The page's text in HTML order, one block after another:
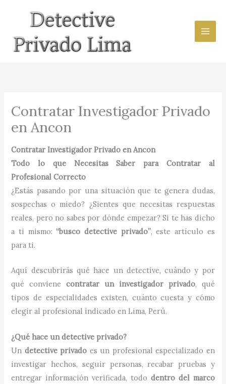
contenido
Contratar Investigador Privado
en Ancon
Contratar Investigador Privado en Ancon
Todo lo que Necesitas Saber para Contratar al
Profesional Correcto
¿Estás pasando por una situación que te genera dudas,
sospechas o miedo? ¿Sientes que necesitas respuestas
reales, pero no sabes por dónde empezar? Si te has dicho
a ti mismo:“busco detective privado”, este artículo es
para ti.
Aquí descubrirás qué hace un detective, cuándo y por
qué convienecontratar un investigador privado, qué
tipos de especialidades existen, cuánto cuesta y cómo
elegir al profesional indicado en Lima, Perú.
¿Qué hace un detective privado?
Un detective privado es un profesional especializado en
investigar hechos, seguir personas, recabar pruebas y
entregar información verificada, todo dentro del marco